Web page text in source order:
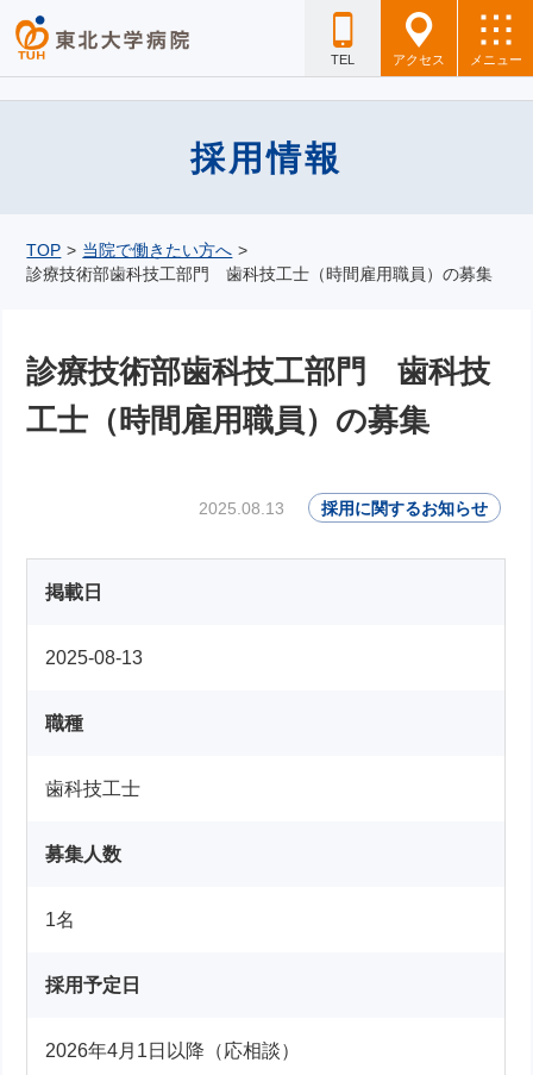
TEL アクセス メニュー
採用情報
TOP > 当院で働きたい方へ >
診療技術部歯科技工部門 歯科技工士（時間雇用職員）の募集
診療技術部歯科技工部門 歯科技
工士（時間雇用職員）の募集
2025.08.13 採用に関するお知らせ
掲載日
2025-08-13
職種
歯科技工士
募集人数
1名
採用予定日
2026年4月1日以降（応相談）